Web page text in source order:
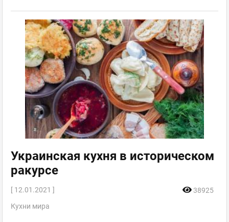
Украинская кухня в историческом
ракурсе
[ 12.01.2021 ]
38925
Кухни мира